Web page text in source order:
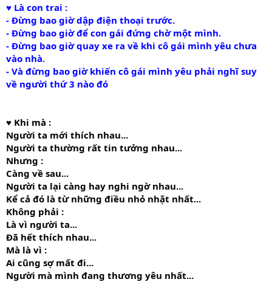
♥ Là con trai :
- Đừng bao giờ dập điện thoại trước.
- Đừng bao giờ để con gái đứng chờ một mình.
- Đừng bao giờ quay xe ra về khi cô gái mình yêu chưa
vào nhà.
- Và đừng bao giờ khiến cô gái mình yêu phải nghĩ suy
về người thứ 3 nào đó
♥ Khi mà :
Người ta mới thích nhau...
Người ta thường rất tin tưởng nhau...
Nhưng :
Càng về sau...
Người ta lại càng hay nghi ngờ nhau...
Kể cả đó là từ những điều nhỏ nhặt nhất...
Không phải :
Là vì người ta...
Đã hết thích nhau...
Mà là vì :
Ai cũng sợ mất đi...
Người mà mình đang thương yêu nhất...